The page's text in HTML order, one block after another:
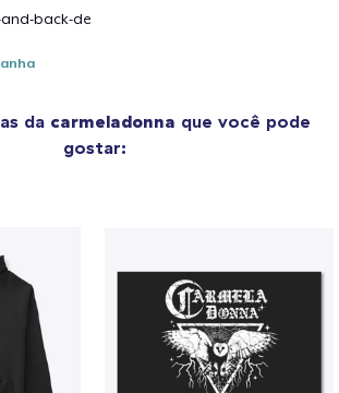
back-de
da carmeladonna que você pode
gostar: